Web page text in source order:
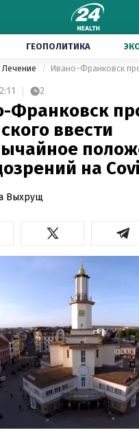
ГЕОПОЛИТИКА
Лечение
2
Франковск
ввести
на
Выхрущ